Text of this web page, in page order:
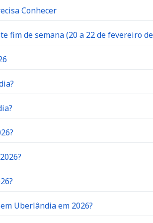
Conhecer
fim de semana (20 a 22 de fevereiro
Uberlândia em 2026?